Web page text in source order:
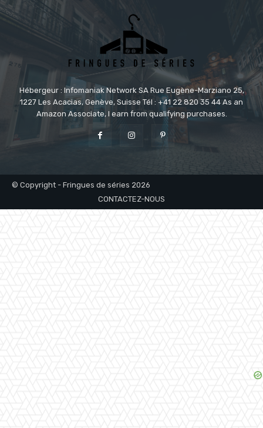
Hébergeur : Infomaniak Network SA Rue Eugène-Marziano 25,
1227 Les Acacias, Genève, Suisse Tél : +41 22 820 35 44 As an
Amazon Associate, I earn from qualifying purchases.
© Copyright - Fringues de séries 2026
CONTACTEZ-NOUS